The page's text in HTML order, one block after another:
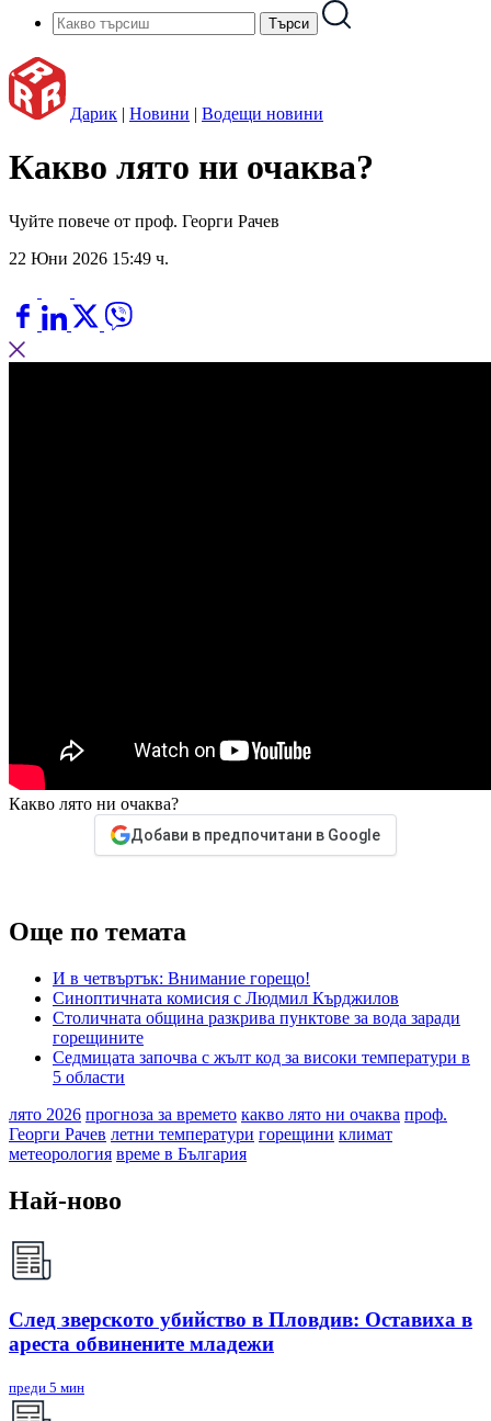
Дарик | Новини | Водещи новини
Какво лято ни очаква?
Чуйте повече от проф. Георги Рачев
22 Юни 2026 15:49 ч.
Какво лято ни очаква?
Добави в предпочитани в Google
Още по темата
И в четвъртък: Внимание горещо!
Синоптичната комисия с Людмил Кърджилов
Столичната община разкрива пунктове за вода заради
горещините
Седмицата започва с жълт код за високи температури в
5 области
лято 2026 прогноза за времето какво лято ни очаква проф.
Георги Рачев летни температури горещини климат
метеорология време в България
Най-ново
След зверското убийство в Пловдив: Оставиха в
ареста обвинените младежи
преди 5 мин